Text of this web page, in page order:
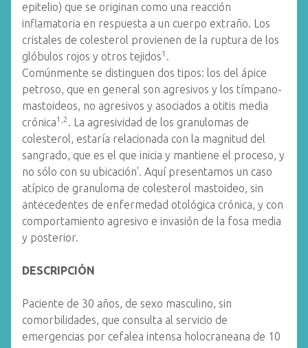
epitelio) que se originan como una reacción
inflamatoria en respuesta a un cuerpo extraño. Los
cristales de colesterol provienen de la ruptura de los
glóbulos rojos y otros tejidos1 .
Comúnmente se distinguen dos tipos: los del ápice
petroso, que en general son agresivos y los tímpano-
mastoideos, no agresivos y asociados a otitis media
crónica1,2 . La agresividad de los granulomas de
colesterol, estaría relacionada con la magnitud del
sangrado, que es el que inicia y mantiene el proceso, y
no sólo con su ubicación'. Aquí presentamos un caso
atípico de granuloma de colesterol mastoideo, sin
antecedentes de enfermedad otológica crónica, y con
comportamiento agresivo e invasión de la fosa media
y posterior.
DESCRIPCIÓN
Paciente de 30 años, de sexo masculino, sin
comorbilidades, que consulta al servicio de
emergencias por cefalea intensa holocraneana de 10